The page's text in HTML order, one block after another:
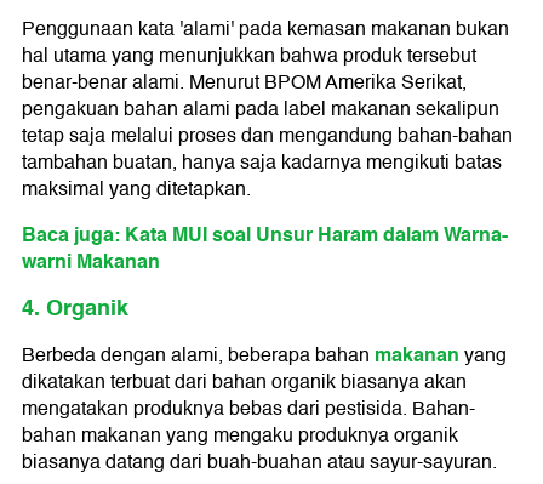
Penggunaan kata 'alami' pada kemasan makanan bukan
hal utama yang menunjukkan bahwa produk tersebut
benar-benar alami. Menurut BPOM Amerika Serikat,
pengakuan bahan alami pada label makanan sekalipun
tetap saja melalui proses dan mengandung bahan-bahan
tambahan buatan, hanya saja kadarnya mengikuti batas
maksimal yang ditetapkan.
Baca juga: Kata MUI soal Unsur Haram dalam Warna-
warni Makanan
4. Organik
Berbeda dengan alami, beberapa bahan makananyang
dikatakan terbuat dari bahan organik biasanya akan
mengatakan produknya bebas dari pestisida. Bahan-
bahan makanan yang mengaku produknya organik
biasanya datang dari buah-buahan atau sayur-sayuran.